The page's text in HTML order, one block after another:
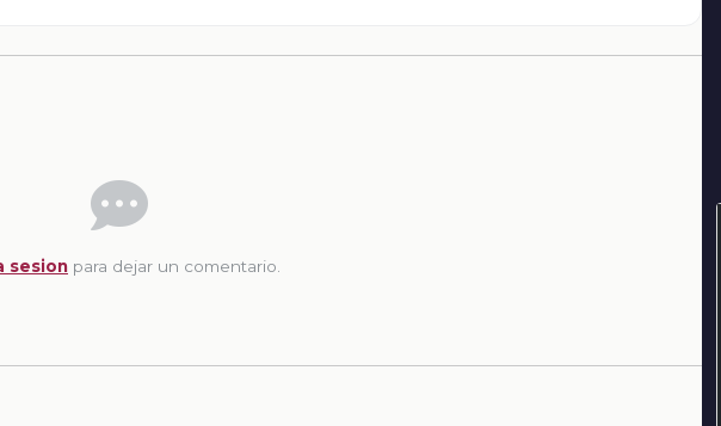
sesion para dejar un comentario.